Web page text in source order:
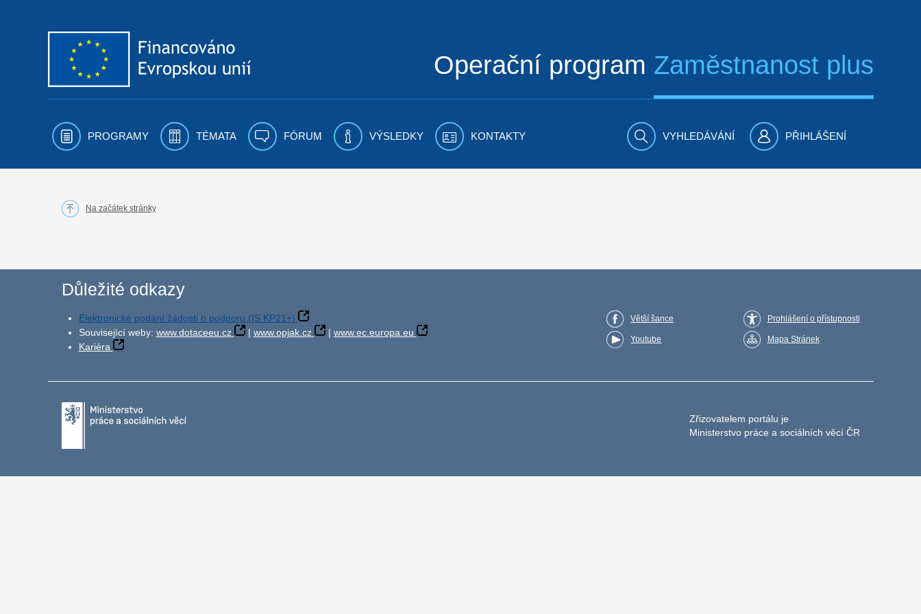
Operační program Zaměstnanost plus
PROGRAMY TÉMATA FÓRUM VÝSLEDKY KONTAKTY VYHLEDÁVÁNÍ PŘIHLÁŠENÍ
Na začátek stránky
Důležité odkazy
Elektronické podání žádosti o podporu (IS KP21+)
Související weby: www.dotaceeu.cz | www.opjak.cz | www.ec.europa.eu
Kariéra
Větší šance
Youtube
Prohlášení o přístupnosti
Mapa Stránek
Zřizovatelem portálu je
Ministerstvo práce a sociálních věcí ČR